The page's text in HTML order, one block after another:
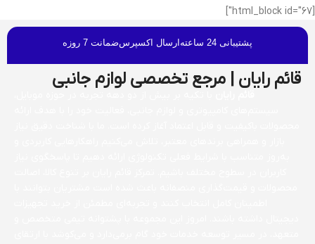
[html_block id="67"]
پشتیبانی 24 ساعته ارسال اکسپرسضمانت 7 روزه
قائم رایان | مرجع تخصصی لوازم جانبی